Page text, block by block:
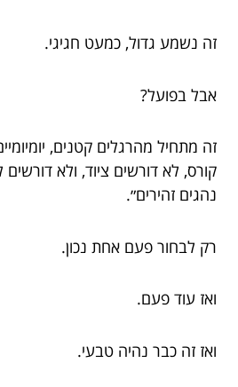
זה נשמע גדול, כמעט חגיגי.
אבל בפועל?
זה מתחיל מהרגלים קטנים,
קורס, לא דורשים ציוד, ולא דורשים
נהגים זהירים״.
רק לבחור פעם אחת נכון.
ואז עוד פעם.
ואז זה כבר נהיה טבעי.